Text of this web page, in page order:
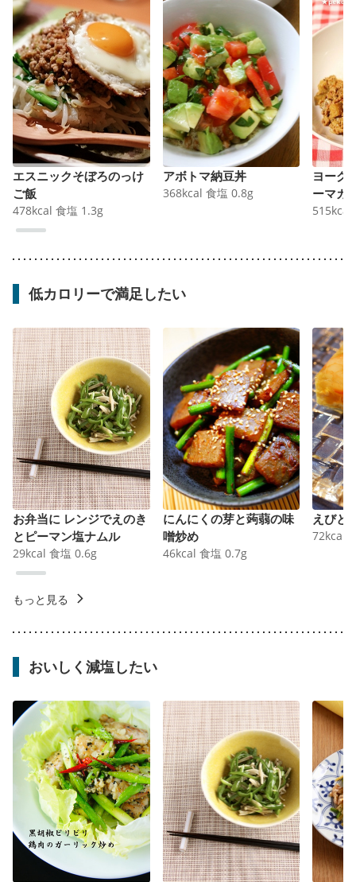
エスニックそぼろのっけ
ご飯
478kcal 食塩 1.3g
アボトマ納豆丼
368kcal 食塩 0.8g
ヨーグ
ーマカ
515kcal
低カロリーで満足したい
お弁当に レンジでえのき
とピーマン塩ナムル
29kcal 食塩 0.6g
にんにくの芽と蒟蒻の味
噌炒め
46kcal 食塩 0.7g
えびと
72kcal
もっと見る
おいしく減塩したい